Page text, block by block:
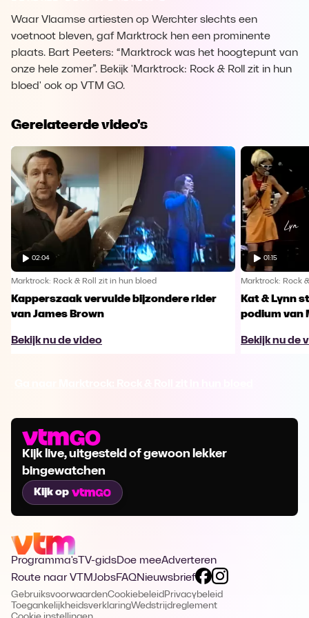
Waar Vlaamse artiesten op Werchter slechts een
voetnoot bleven, gaf Marktrock hen een prominente
plaats. Bart Peeters: “Marktrock was het hoogtepunt van
onze hele zomer”. Bekijk 'Marktrock: Rock & Roll zit in hun
bloed' ook op VTM GO.
Gerelateerde video's
02:04
Marktrock: Rock & Roll zit in hun bloed
Kapperszaak vervulde bijzondere rider
van James Brown
Bekijk nu de video
01:15
Marktrock: Rock
Kat & Lynn
podium van
Bekijk nu de
Kijk live, uitgesteld of gewoon lekker
bingewatchen
Kijk op
Programma's TV-gidsDoe meeAdverteren
Route naar VTMJobsFAQNieuwsbrief
GebruiksvoorwaardenCookiebeleid Privacybeleid
ToegankelijkheidsverklaringWedstrijdreglement